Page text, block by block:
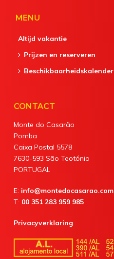
MENU
Altijd vakantie
Prijzen en reserveren
Beschikbaarheidskalender
CONTACT
Monte do Casarão
Pomba
Caixa Postal 5578
7630-593 São Teotónio
PORTUGAL
E: info@montedocasarao.com
T: 00 351 283 959 985
Privacyverklaring